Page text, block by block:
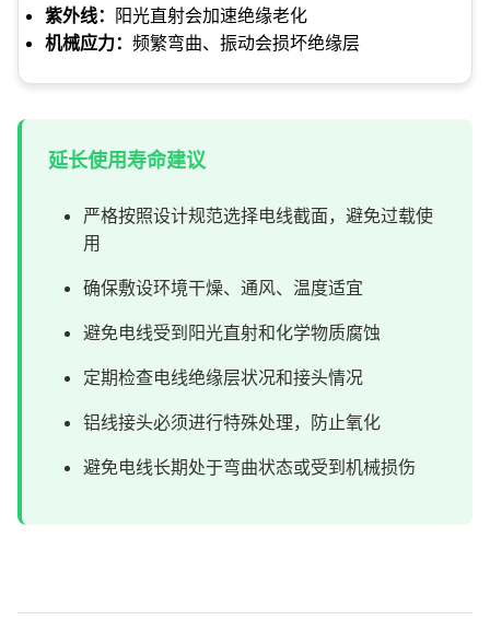
紫外线： 阳光直射会加速绝缘老化
机械应力： 频繁弯曲、振动会损坏绝缘层
延长使用寿命建议
严格按照设计规范选择电线截面，避免过载使
用
确保敷设环境干燥、通风、温度适宜
避免电线受到阳光直射和化学物质腐蚀
定期检查电线绝缘层状况和接头情况
铝线接头必须进行特殊处理，防止氧化
避免电线长期处于弯曲状态或受到机械损伤